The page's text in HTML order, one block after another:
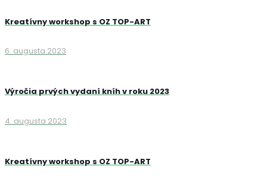
Kreatívny workshop s OZ TOP-ART
6. augusta 2023
Výročia prvých vydaní kníh v roku 2023
4. augusta 2023
Kreatívny workshop s OZ TOP-ART